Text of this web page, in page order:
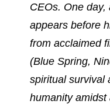
CEOs. One
appears before
from acclaimed
(Blue Spring,
spiritual survival
humanity amidst